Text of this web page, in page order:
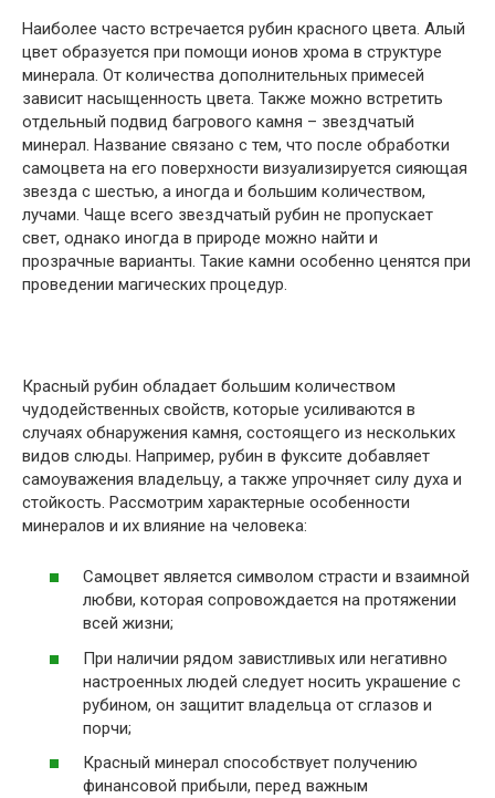
Наиболее часто встречается рубин красного цвета. Алый
цвет образуется при помощи ионов хрома в структуре
минерала. От количества дополнительных примесей
зависит насыщенность цвета. Также можно встретить
отдельный подвид багрового камня – звездчатый
минерал. Название связано с тем, что после обработки
самоцвета на его поверхности визуализируется сияющая
звезда с шестью, а иногда и большим количеством,
лучами. Чаще всего звездчатый рубин не пропускает
свет, однако иногда в природе можно найти и
прозрачные варианты. Такие камни особенно ценятся при
проведении магических процедур.
Красный рубин обладает большим количеством
чудодейственных свойств, которые усиливаются в
случаях обнаружения камня, состоящего из нескольких
видов слюды. Например, рубин в фуксите добавляет
самоуважения владельцу, а также упрочняет силу духа и
стойкость. Рассмотрим характерные особенности
минералов и их влияние на человека:
Самоцвет является символом страсти и взаимной
любви, которая сопровождается на протяжении
всей жизни;
При наличии рядом завистливых или негативно
настроенных людей следует носить украшение с
рубином, он защитит владельца от сглазов и
порчи;
Красный минерал способствует получению
финансовой прибыли, перед важным